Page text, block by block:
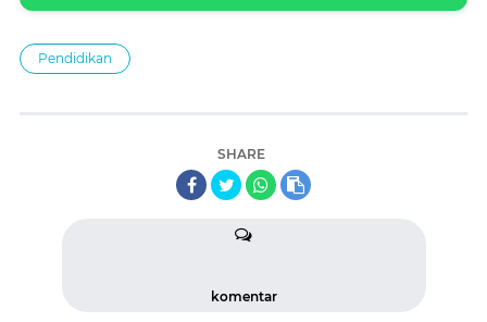
Pendidikan
SHARE
komentar